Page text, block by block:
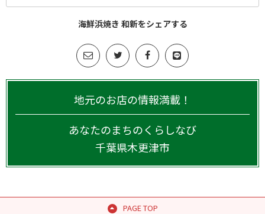
海鮮浜焼き 和新をシェアする
地元のお店の情報満載！
あなたのまちのくらしなび
千葉県木更津市
PAGE TOP